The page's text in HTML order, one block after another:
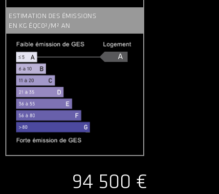
ESTIMATION DES ÉMISSIONS
EN KG ÉQC0²/M² AN
A
94 500 €